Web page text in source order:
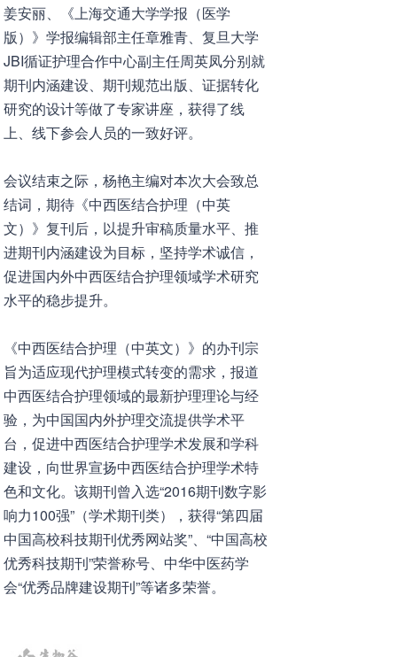
姜安丽、《上海交通大学学报（医学
版）》学报编辑部主任章雅青、复旦大学
JBI循证护理合作中心副主任周英凤分别就
期刊内涵建设、期刊规范出版、证据转化
研究的设计等做了专家讲座，获得了线
上、线下参会人员的一致好评。
会议结束之际，杨艳主编对本次大会致总
结词，期待《中西医结合护理（中英
文）》复刊后，以提升审稿质量水平、推
进期刊内涵建设为目标，坚持学术诚信，
促进国内外中西医结合护理领域学术研究
水平的稳步提升。
《中西医结合护理（中英文）》的办刊宗
旨为适应现代护理模式转变的需求，报道
中西医结合护理领域的最新护理理论与经
验，为中国国内外护理交流提供学术平
台，促进中西医结合护理学术发展和学科
建设，向世界宣扬中西医结合护理学术特
色和文化。该期刊曾入选“2016期刊数字影
响力100强”（学术期刊类），获得“第四届
中国高校科技期刊优秀网站奖”、“中国高校
优秀科技期刊”荣誉称号、中华中医药学
会“优秀品牌建设期刊”等诸多荣誉。